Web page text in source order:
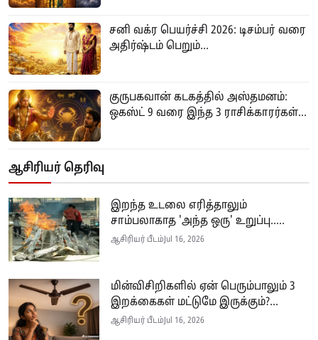
சனி வக்ர பெயர்ச்சி 2026: டிசம்பர் வரை
அதிர்ஷ்டம் பெறும்...
குருபகவான் கடகத்தில் அஸ்தமனம்:
ஒகஸ்ட் 9 வரை இந்த 3 ராசிக்காரர்கள்...
ஆசிரியர் தெரிவு
இறந்த உடலை எரித்தாலும்
சாம்பலாகாத 'அந்த ஒரு' உறுப்பு.....
ஆசிரியர் பீடம்Jul 16, 2026
மின்விசிறிகளில் ஏன் பெரும்பாலும் 3
இறக்கைகள் மட்டுமே இருக்கும்?...
ஆசிரியர் பீடம்Jul 16, 2026